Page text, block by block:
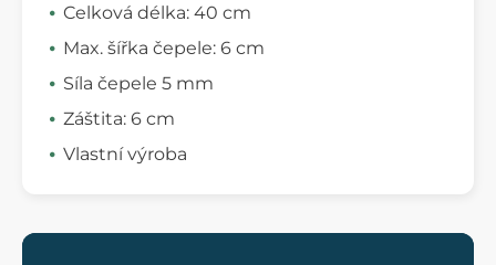
Celková délka: 40 cm
Max. šířka čepele: 6 cm
Síla čepele 5 mm
Záštita: 6 cm
Vlastní výroba